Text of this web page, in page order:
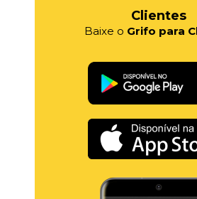
Clientes
Baixe o Grifo para